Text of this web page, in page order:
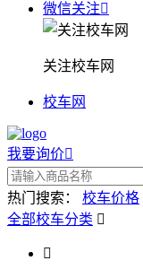
微信关注
关注校车网
校车网
我要询价
热门搜索： 校车价格
全部校车分类 
